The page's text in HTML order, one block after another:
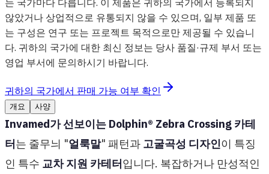
않았거나 상업적으로 유통되지 않을 수 있으며, 일부 제품 또
는 구성은 연구 또는 프로젝트 목적으로만 제공될 수 있습니
다. 귀하의 국가에 대한 최신 정보는 당사 품질·규제 부서 또는
영업 부서에 문의하시기 바랍니다.
귀하의 국가에서 판매 가능 여부 확인
개요 사양
Invamed가 선보이는 Dolphin® Zebra Crossing 카테
터는 줄무늬 "얼룩말" 패턴과 고굴곡성 디자인이 특징
인 특수 교차 지원 카테터입니다. 복잡하거나 만성적인